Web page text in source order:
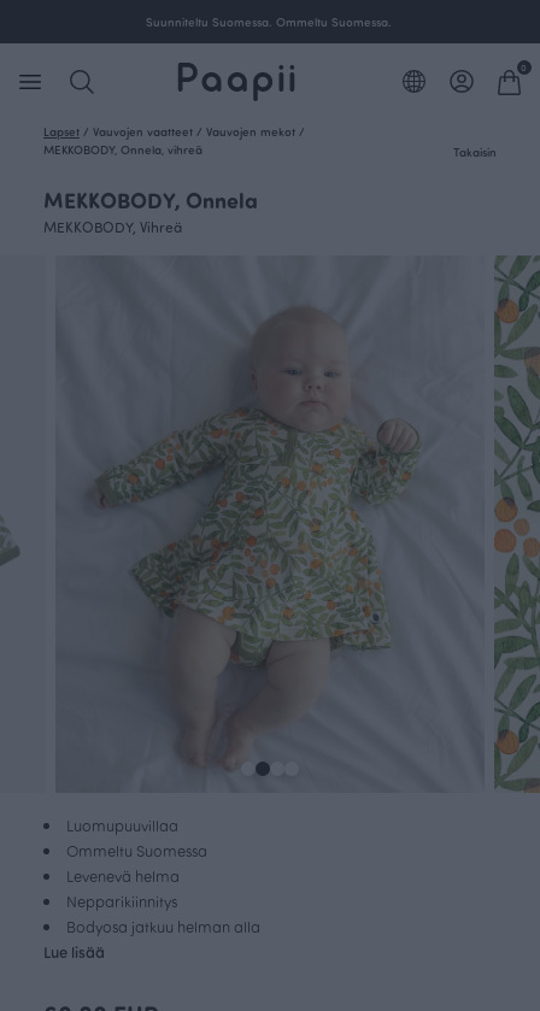
yli 100 € tilauksille Suomessa.
0
Lapset / Vauvojen vaatteet / Vauvojen mekot /
MEKKOBODY, Onnela, vihreä
Takaisin
MEKKOBODY, Onnela
MEKKOBODY, Vihreä
Luomupuuvillaa
Ommeltu Suomessa
Levenevä helma
Nepparikiinnitys
Bodyosa jatkuu helman alla
Lue lisää